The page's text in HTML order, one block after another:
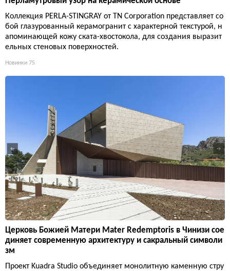
Коллекция PERLA-STINGRAY от TN Corporation представляет со
бой глазурованный керамогранит с характерной текстурой, н
апоминающей кожу ската-хвостокола, для создания выразит
ельных стеновых поверхностей.
Новинки 75
Церковь Божией Матери Mater Redemptoris в Чинизи сое
диняет современную архитектуру и сакральный символи
зм
Проект Kuadra Studio объединяет монолитную каменную стру